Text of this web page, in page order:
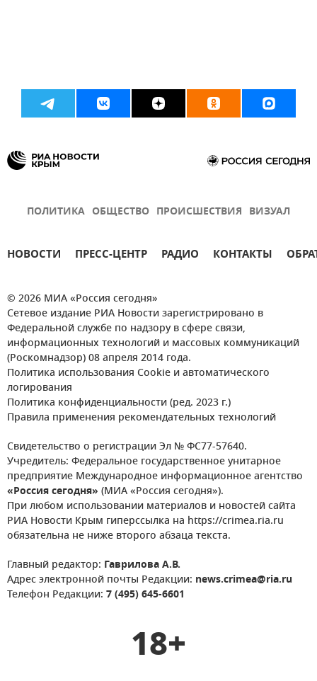
ПОЛИТИКА ОБЩЕСТВО ПРОИСШЕСТВИЯ ВИЗУАЛ
НОВОСТИ ПРЕСС-ЦЕНТР РАДИО КОНТАКТЫ
© 2026 МИА «Россия сегодня»
Сетевое издание РИА Новости зарегистрировано в
Федеральной службе по надзору в сфере связи,
информационных технологий и массовых коммуникаций
(Роскомнадзор) 08 апреля 2014 года.
Политика использования Cookie и автоматического
логирования
Политика конфиденциальности (ред. 2023 г.)
Правила применения рекомендательных технологий
Свидетельство о регистрации Эл № ФС77-57640.
Учредитель: Федеральное государственное унитарное
предприятие Международное информационное агентство
«Россия сегодня» (МИА «Россия сегодня»).
При любом использовании материалов и новостей сайта
РИА Новости Крым гиперссылка на https://crimea.ria.ru
обязательна не ниже второго абзаца текста.
Главный редактор: Гаврилова А.В.
Адрес электронной почты Редакции: news.crimea@ria.ru
Телефон Редакции: 7 (495) 645-6601
18+